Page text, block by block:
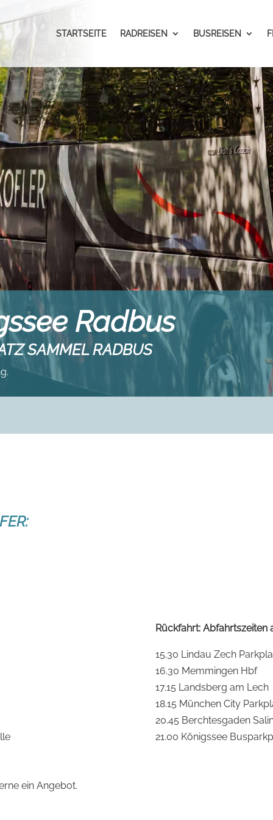
STARTSEITE RADREISEN BUSREISEN
Radbus
SAMMEL RADBUS
Rückfahrt: Abfahrtszeiten
15.30 Lindau Zech
16.30 Memmingen Hbf
17.15 Landsberg am Lech
18.15 München City
20.45 Berchtesgaden
21.00 Königssee
ein Angebot.